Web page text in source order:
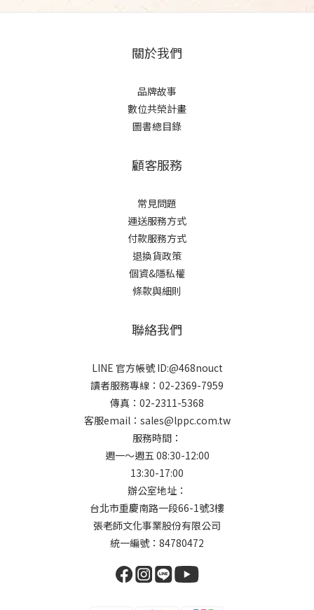
關於我們
品牌故事
數位共榮計畫
圖書總目錄
顧客服務
常見問題
運送服務方式
付款服務方式
退換貨政策
個資&隱私權
條款與細則
聯絡我們
LINE 官方帳號 ID:@468nouct
讀者服務專線：02-2369-7959
傳真：02-2311-5368
客服email：sales@lppc.com.tw
服務時間：
週一～週五 08:30-12:00
13:30-17:00
辦公室地址：
台北市重慶南路一段66-1號3樓
張老師文化事業股份有限公司
統一編號：84780472